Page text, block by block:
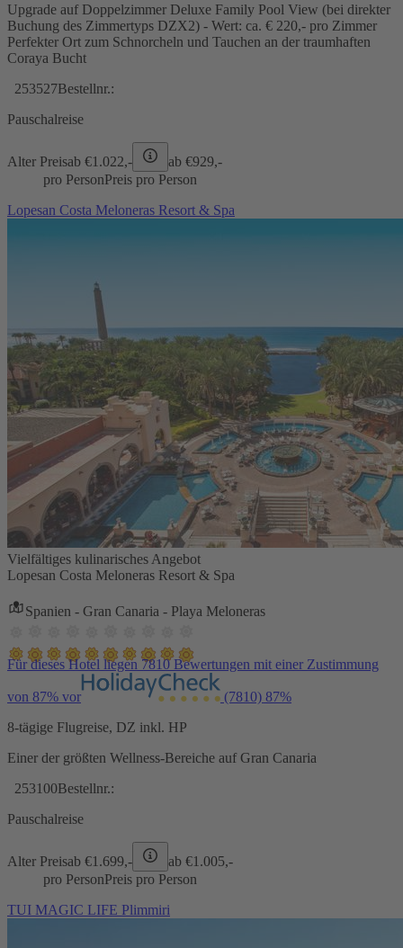
Upgrade auf Doppelzimmer Deluxe Family Pool View (bei direkter
Buchung des Zimmertyps DZX2) - Wert: ca. € 220,- pro Zimmer
Perfekter Ort zum Schnorcheln und Tauchen an der traumhaften
Coraya Bucht
253527Bestellnr.:
Pauschalreise
Alter Preisab €1.022,- ab €929,-
pro PersonPreis pro Person
Lopesan Costa Meloneras Resort & Spa
Vielfältiges kulinarisches Angebot
Lopesan Costa Meloneras Resort & Spa
Spanien - Gran Canaria - Playa Meloneras
Für dieses Hotel liegen 7810 Bewertungen mit einer Zustimmung
von 87% vor (7810) 87%
8-tägige Flugreise, DZ inkl. HP
Einer der größten Wellness-Bereiche auf Gran Canaria
253100Bestellnr.:
Pauschalreise
Alter Preisab €1.699,- ab €1.005,-
pro PersonPreis pro Person
TUI MAGIC LIFE Plimmiri